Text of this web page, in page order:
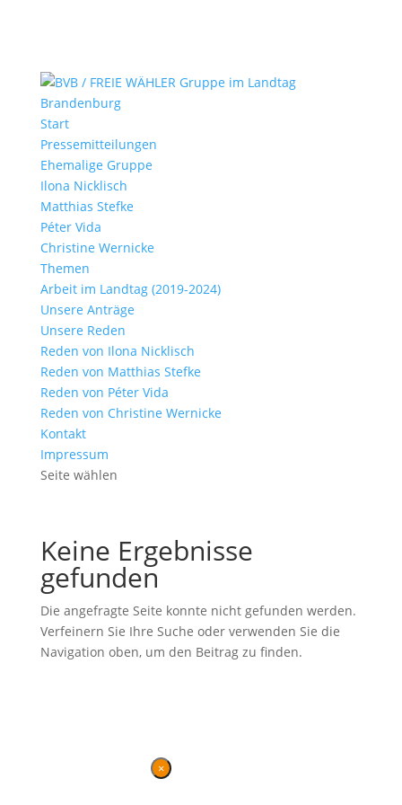
Start
Pressemitteilungen
Ehemalige Gruppe
Ilona Nicklisch
Matthias Stefke
Péter Vida
Christine Wernicke
Themen
Arbeit im Landtag (2019-2024)
Unsere Anträge
Unsere Reden
Reden von Ilona Nicklisch
Reden von Matthias Stefke
Reden von Péter Vida
Reden von Christine Wernicke
Kontakt
Impressum
Seite wählen
Keine Ergebnisse
gefunden
Die angefragte Seite konnte nicht gefunden werden.
Verfeinern Sie Ihre Suche oder verwenden Sie die
Navigation oben, um den Beitrag zu finden.
×